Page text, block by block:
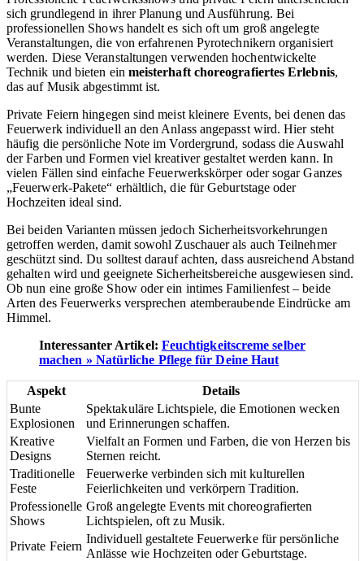
sich grundlegend in ihrer Planung und Ausführung. Bei
professionellen Shows handelt es sich oft um groß angelegte
Veranstaltungen, die von erfahrenen Pyrotechnikern organisiert
werden. Diese Veranstaltungen verwenden hochentwickelte
Technik und bieten ein meisterhaft choreografiertes Erlebnis,
das auf Musik abgestimmt ist.
Private Feiern hingegen sind meist kleinere Events, bei denen das
Feuerwerk individuell an den Anlass angepasst wird. Hier steht
häufig die persönliche Note im Vordergrund, sodass die Auswahl
der Farben und Formen viel kreativer gestaltet werden kann. In
vielen Fällen sind einfache Feuerwerkskörper oder sogar Ganzes
„Feuerwerk-Pakete“ erhältlich, die für Geburtstage oder
Hochzeiten ideal sind.
Bei beiden Varianten müssen jedoch Sicherheitsvorkehrungen
getroffen werden, damit sowohl Zuschauer als auch Teilnehmer
geschützt sind. Du solltest darauf achten, dass ausreichend Abstand
gehalten wird und geeignete Sicherheitsbereiche ausgewiesen sind.
Ob nun eine große Show oder ein intimes Familienfest – beide
Arten des Feuerwerks versprechen atemberaubende Eindrücke am
Himmel.
Interessanter Artikel: Feuchtigkeitscreme selber
machen » Natürliche Pflege für Deine Haut
Aspekt
Details
Bunte
Explosionen
Spektakuläre Lichtspiele, die Emotionen wecken
und Erinnerungen schaffen.
Kreative
Designs
Vielfalt an Formen und Farben, die von Herzen bis
Sternen reicht.
Traditionelle
Feste
Feuerwerke verbinden sich mit kulturellen
Feierlichkeiten und verkörpern Tradition.
Professionelle
Shows
Groß angelegte Events mit choreografierten
Lichtspielen, oft zu Musik.
Private Feiern
Individuell gestaltete Feuerwerke für persönliche
Anlässe wie Hochzeiten oder Geburtstage.